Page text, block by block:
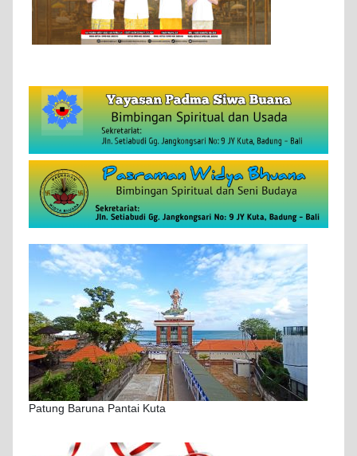
Patung Baruna Pantai Kuta